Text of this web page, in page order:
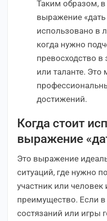
Таким образом,
выражение
использовано в
когда нужно
превосходство в
или таланте. Это
достижений.
Когда стоит
выражение
Это выражение
ситуаций, где нужно
участник или человек
преимущество. Если в
состязаний или игры